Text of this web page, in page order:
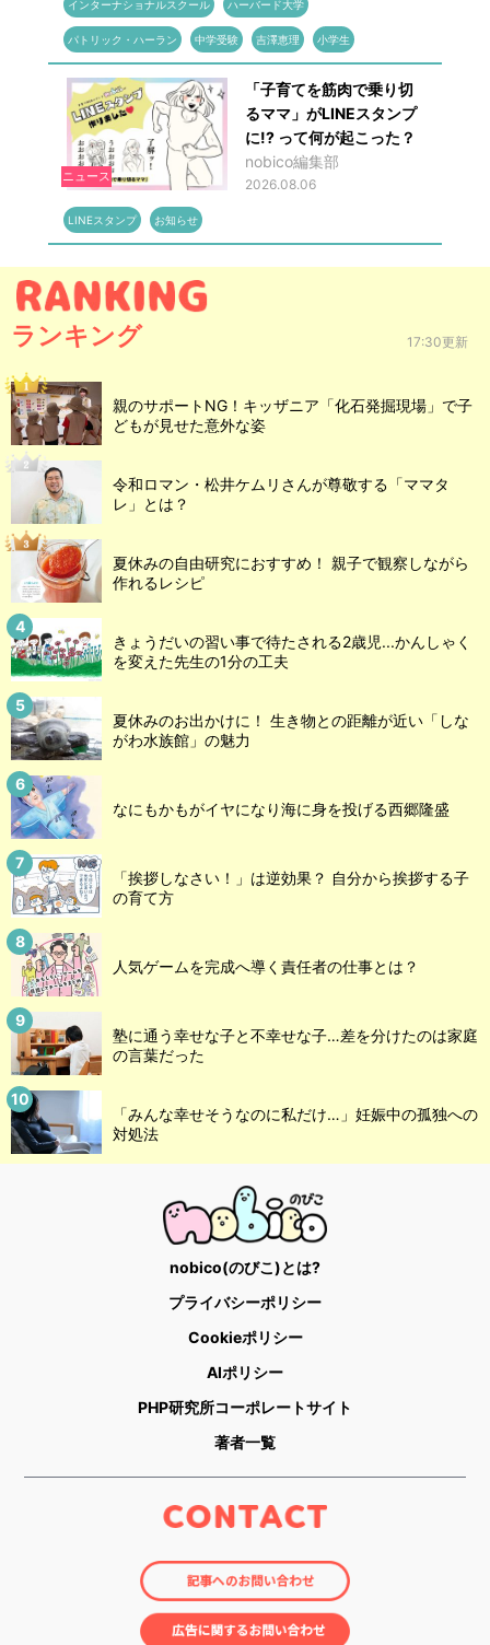
インターナショナルスクール ハーバード大学
パトリック・ハーラン 中学受験 吉澤恵理 小学生
ニュース
「子育てを筋肉で乗り切
るママ」がLINEスタンプ
に!? って何が起こった？
nobico編集部
2026.08.06
LINEスタンプ お知らせ
ランキング 17:30更新
親のサポートNG！キッザニア「化石発掘現場」で子
どもが見せた意外な姿
令和ロマン・松井ケムリさんが尊敬する「ママタ
レ」とは？
夏休みの自由研究におすすめ！ 親子で観察しながら
作れるレシピ
きょうだいの習い事で待たされる2歳児...かんしゃく
を変えた先生の1分の工夫
夏休みのお出かけに！ 生き物との距離が近い「しな
がわ水族館」の魅力
なにもかもがイヤになり海に身を投げる西郷隆盛
「挨拶しなさい！」は逆効果？ 自分から挨拶する子
の育て方
人気ゲームを完成へ導く責任者の仕事とは？
塾に通う幸せな子と不幸せな子…差を分けたのは家庭
の言葉だった
「みんな幸せそうなのに私だけ…」妊娠中の孤独への
対処法
nobico(のびこ)とは?
プライバシーポリシー
Cookieポリシー
AIポリシー
PHP研究所コーポレートサイト
著者一覧